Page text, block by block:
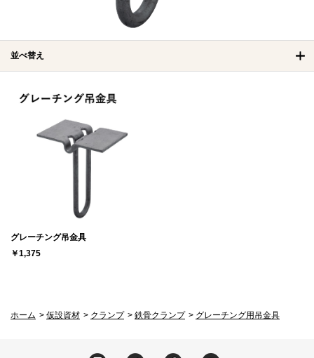
並べ替え
グレーチング吊金具
￥1,375
ホーム > 仮設資材 > クランプ > 鉄骨クランプ > グレーチング用吊金具